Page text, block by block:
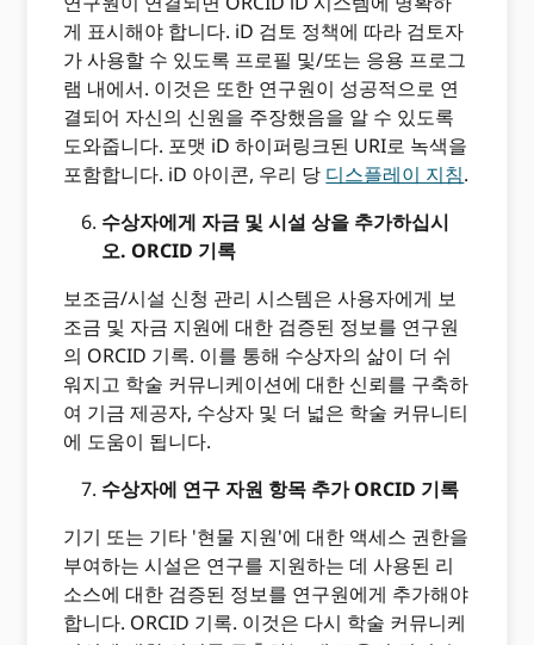
게 표시해야 합니다. iD 검토 정책에 따라 검토자
가 사용할 수 있도록 프로필 및/또는 응용 프로그
램 내에서. 이것은 또한 연구원이 성공적으로 연
결되어 자신의 신원을 주장했음을 알 수 있도록
도와줍니다. 포맷 iD 하이퍼링크된 URI로 녹색을
포함합니다. iD 아이콘, 우리 당 디스플레이 지침.
수상자에게 자금 및 시설 상을 추가하십시
오. ORCID 기록
보조금/시설 신청 관리 시스템은 사용자에게 보
조금 및 자금 지원에 대한 검증된 정보를 연구원
의 ORCID 기록. 이를 통해 수상자의 삶이 더 쉬
워지고 학술 커뮤니케이션에 대한 신뢰를 구축하
여 기금 제공자, 수상자 및 더 넓은 학술 커뮤니티
에 도움이 됩니다.
수상자에 연구 자원 항목 추가 ORCID 기록
기기 또는 기타 '현물 지원'에 대한 액세스 권한을
부여하는 시설은 연구를 지원하는 데 사용된 리
소스에 대한 검증된 정보를 연구원에게 추가해야
합니다. ORCID 기록. 이것은 다시 학술 커뮤니케